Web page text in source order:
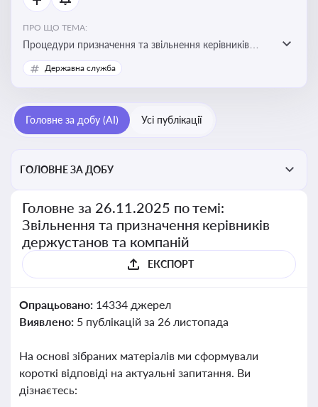
ПРО ЩО ТЕМА:
Процедури призначення та звільнення керівників
установ та підприємств
Державна служба
Головне за добу (AI) Усі публікації
ГОЛОВНЕ ЗА ДОБУ
Головне за 26.11.2025 по темі:
Звільнення та призначення керівників
держустанов та компаній
ЕКСПОРТ
Опрацьовано: 14334 джерел
Виявлено: 5 публікацій за 26 листопада
На основі зібраних матеріалів ми сформували
короткі відповіді на актуальні запитання. Ви
дізнаєтесь: